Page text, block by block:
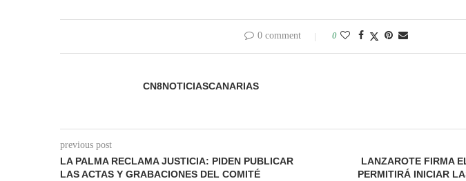
0 comment 0
CN8NOTICIASCANARIAS
previous post
LA PALMA RECLAMA JUSTICIA: PIDEN PUBLICAR
LAS ACTAS Y GRABACIONES DEL COMITÉ
LANZAROTE FIRMA
PERMITIRÁ INICIAR